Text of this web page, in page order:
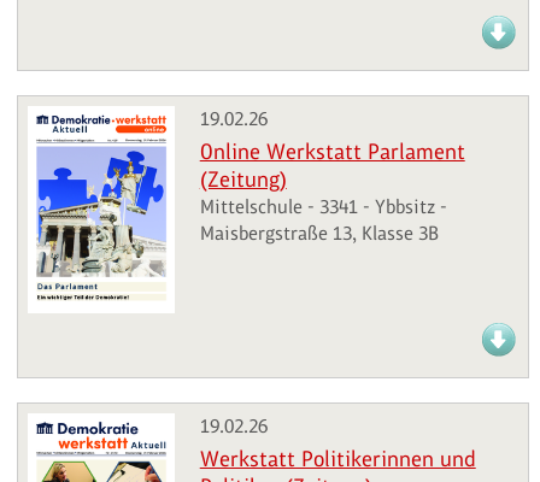
19.02.26
Online Werkstatt Parlament
(Zeitung)
Mittelschule - 3341 - Ybbsitz -
Maisbergstraße 13, Klasse 3B
19.02.26
Werkstatt Politikerinnen und